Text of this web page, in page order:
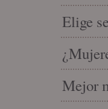
Elige
Mejor